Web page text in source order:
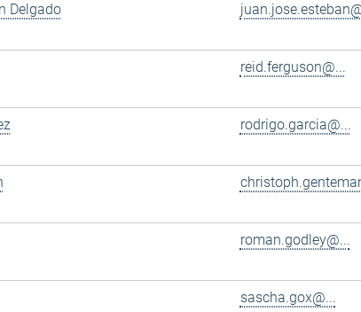
Delgado
reid.ferguson@...
rodrigo.garcia@...
roman.godley@...
sascha.gox@...